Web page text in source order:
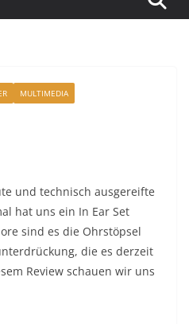
MULTIMEDIA
und technisch ausgereifte
hat uns ein In Ear Set
sind es die Ohrstöpsel
die es derzeit
Review schauen wir uns